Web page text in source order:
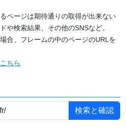
ページは期待通りの取得が出来ない
や検索結果、その他のSNSなど。
合、フレームの中のページのURLを
こちら